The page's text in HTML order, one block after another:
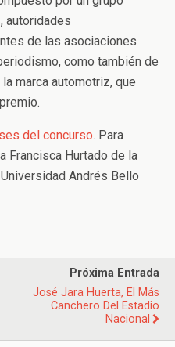
autoridades
de las asociaciones
como también de
marca automotriz, que
del concurso. Para
Francisca Hurtado de la
Andrés Bello
Próxima Entrada
José Jara Huerta, El Más
Canchero Del Estadio
Nacional